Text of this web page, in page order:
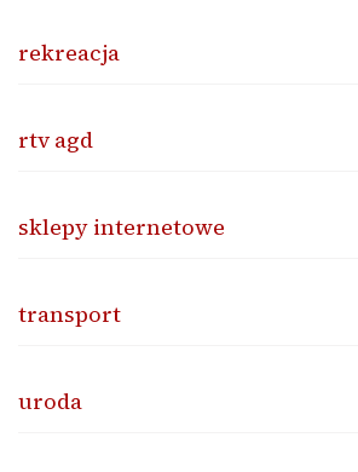
rekreacja
rtv agd
sklepy internetowe
transport
uroda